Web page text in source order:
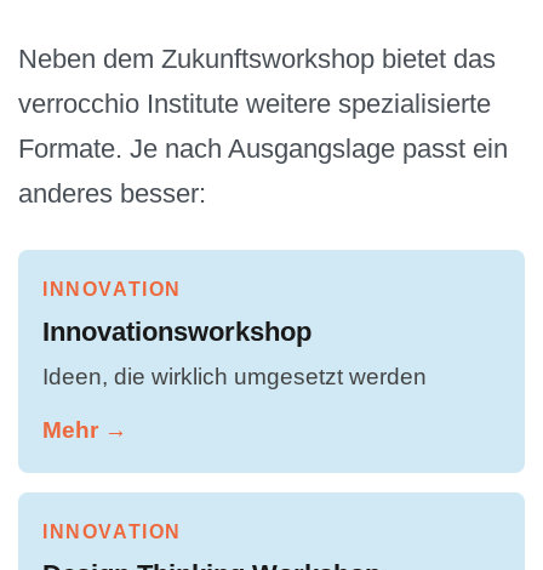
Neben dem Zukunftsworkshop bietet das
verrocchio Institute weitere spezialisierte
Formate. Je nach Ausgangslage passt ein
anderes besser:
INNOVATION
Innovationsworkshop
Ideen, die wirklich umgesetzt werden
Mehr →
INNOVATION